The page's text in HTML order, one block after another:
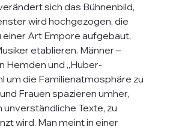
sich das Bühnenbild,
wird hochgezogen, die
einer Art Empore aufgebaut,
etablieren. Männer –
Hemden und „Huber-
um die Familienatmosphäre zu
Frauen spazieren umher,
unverständliche Texte, zu
wird. Man meint in einer